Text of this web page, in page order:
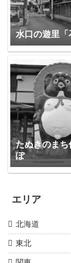
水口の遊里
たぬきのま
ぽ
エリア
北海道
東北